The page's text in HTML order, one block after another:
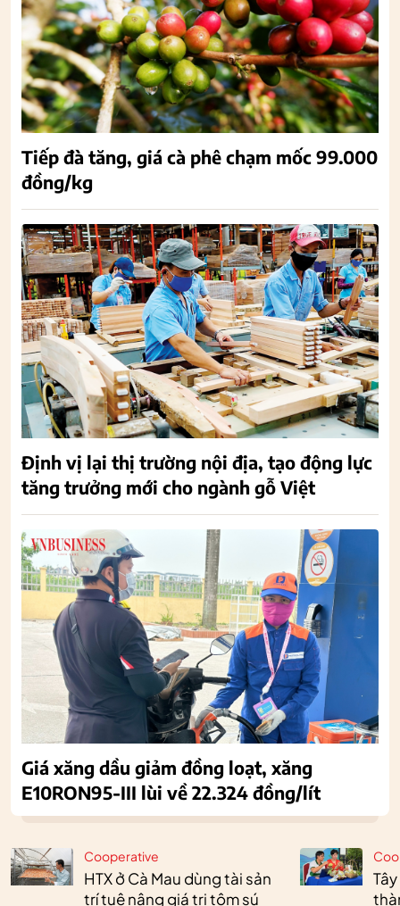
Cooperative
HTX ở Cà Mau dùng tài sản
trí tuệ nâng giá trị tôm sú
Tiếp đà tăng, giá cà phê chạm mốc 99.000
đồng/kg
Định vị lại thị trường nội địa, tạo động lực
tăng trưởng mới cho ngành gỗ Việt
Giá xăng dầu giảm đồng loạt, xăng
E10RON95-III lùi về 22.324 đồng/lít